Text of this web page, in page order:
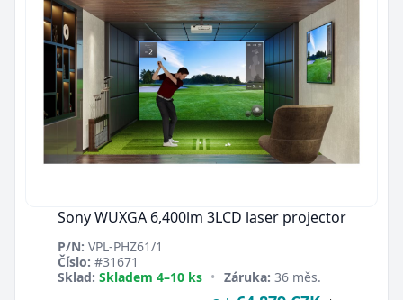
Sony WUXGA 6,400lm 3LCD laser projector
P/N: VPL-PHZ61/1
Číslo: #31671
Sklad: Skladem 4–10 ks • Záruka: 36 měs.